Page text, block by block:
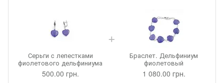
Серьги c лепестками
фиолетового дельфиниума
500.00 грн.
Браслет. Дельфиниум
фиолетовый
1 080.00 грн.